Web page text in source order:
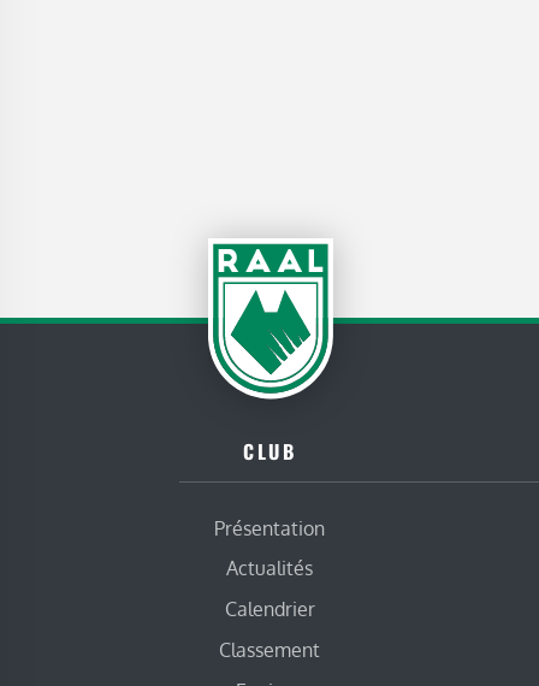
CLUB
Présentation
Actualités
Calendrier
Classement